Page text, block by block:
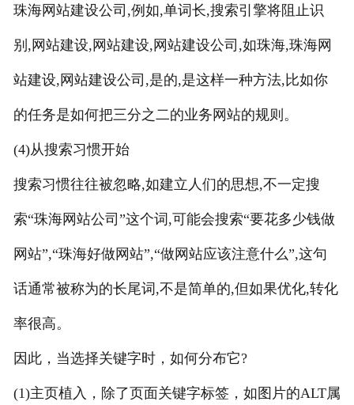
珠海网站建设公司,例如,单词长,搜索引擎将阻止识
别,网站建设,网站建设,网站建设公司,如珠海,珠海网
站建设,网站建设公司,是的,是这样一种方法,比如你
的任务是如何把三分之二的业务网站的规则。
(4)从搜索习惯开始
搜索习惯往往被忽略,如建立人们的思想,不一定搜
索“珠海网站公司”这个词,可能会搜索“要花多少钱做
网站”,“珠海好做网站”,“做网站应该注意什么”,这句
话通常被称为的长尾词,不是简单的,但如果优化,转化
率很高。
因此，当选择关键字时，如何分布它?
(1)主页植入，除了页面关键字标签，如图片的ALT属